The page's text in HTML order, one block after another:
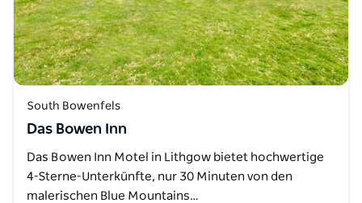
South Bowenfels
Das Bowen Inn
Das Bowen Inn Motel in Lithgow bietet hochwertige
4-Sterne-Unterkünfte, nur 30 Minuten von den
malerischen Blue Mountains…